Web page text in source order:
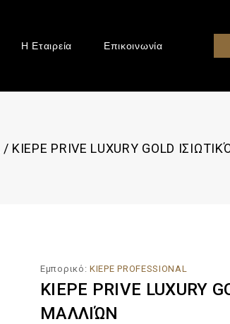
Η Εταιρεία Επικοινωνία
/ KIEPE PRIVE LUXURY GOLD
Εμπορικό: KIEPE PROFESSIONAL
KIEPE PRIVE LUXURY
ΜΑΛΛΙΏΝ